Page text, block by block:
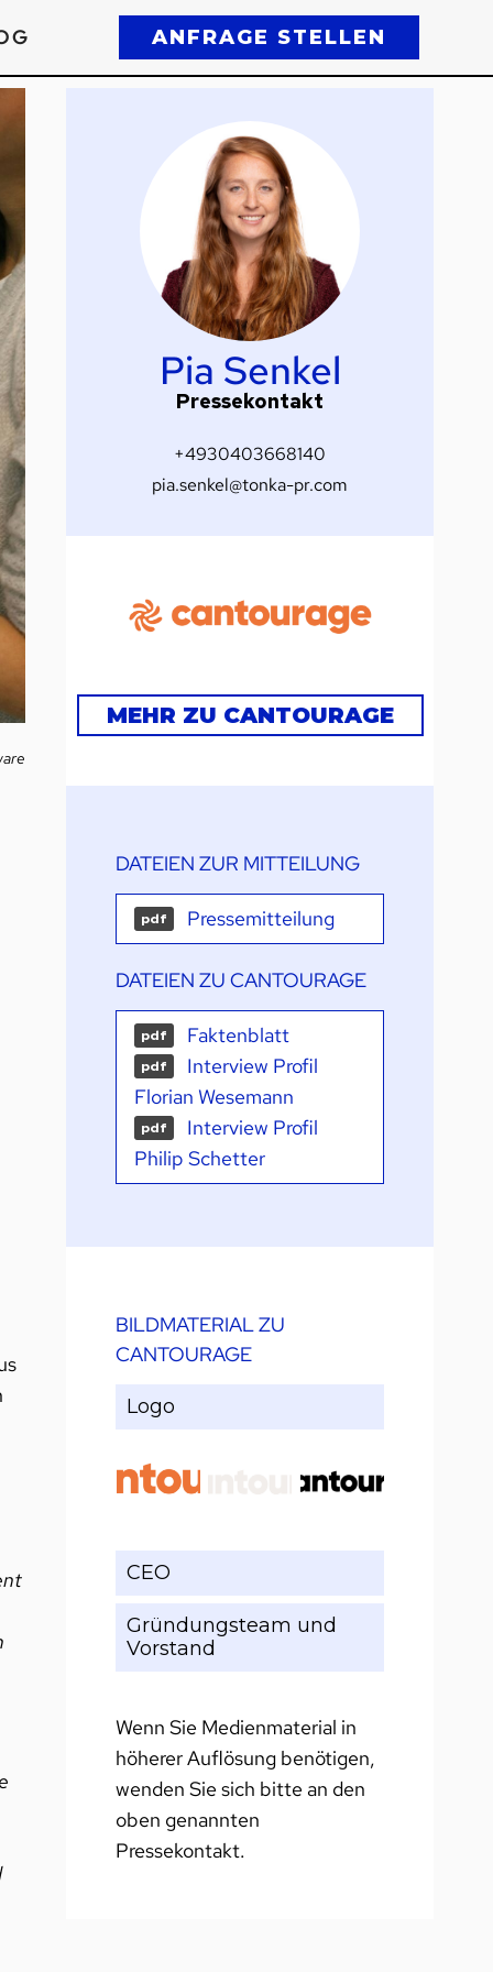
ANFRAGE STELLEN
Pia Senkel
Pressekontakt
+4930403668140
pia.senkel@tonka-pr.com
MEHR ZU CANTOURAGE
DATEIEN ZUR MITTEILUNG
pdf Pressemitteilung
DATEIEN ZU CANTOURAGE
pdf Faktenblatt
pdf
Interview Profil
Florian Wesemann
pdf
Interview Profil
Philip Schetter
BILDMATERIAL ZU
CANTOURAGE
Logo
CEO
Gründungsteam und
Vorstand
Wenn Sie Medienmaterial in
höherer Auflösung benötigen,
wenden Sie sich bitte an den
oben genannten
Pressekontakt.